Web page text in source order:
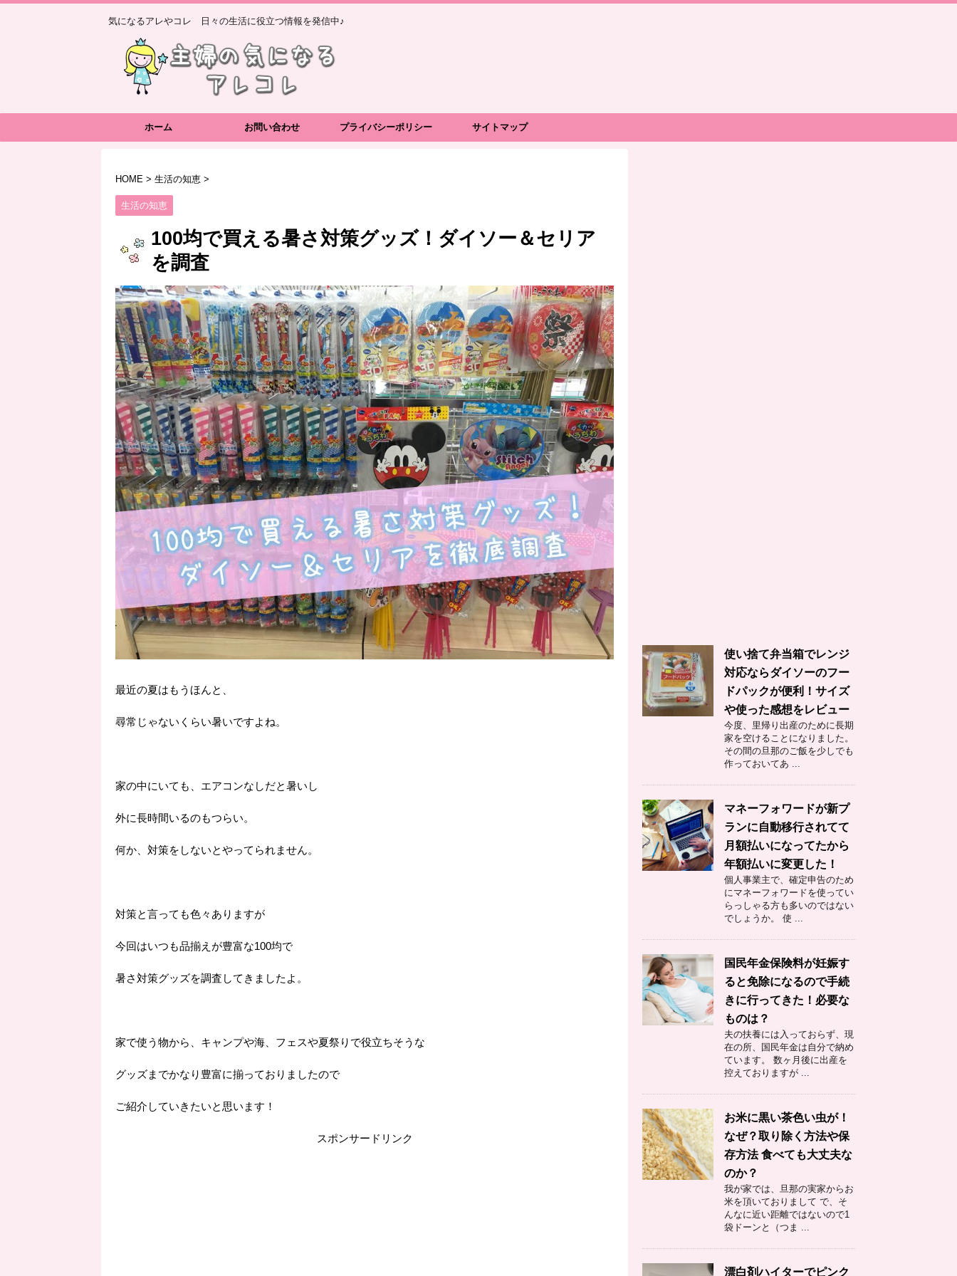
気になるアレやコレ 日々の生活に役立つ情報を発信中♪
ホーム お問い合わせ プライバシーポリシー サイトマップ
HOME > 生活の知恵 >
生活の知恵
100均で買える暑さ対策グッズ！ダイソー＆セリア
を調査
最近の夏はもうほんと、
尋常じゃないくらい暑いですよね。
家の中にいても、エアコンなしだと暑いし
外に長時間いるのもつらい。
何か、対策をしないとやってられません。
対策と言っても色々ありますが
今回はいつも品揃えが豊富な100均で
暑さ対策グッズを調査してきましたよ。
家で使う物から、キャンプや海、フェスや夏祭りで役立ちそうな
グッズまでかなり豊富に揃っておりましたので
ご紹介していきたいと思います！
スポンサードリンク
使い捨て弁当箱でレンジ
対応ならダイソーのフー
ドパックが便利！サイズ
や使った感想をレビュー
今度、里帰り出産のために長期
家を空けることになりました。
その間の旦那のご飯を少しでも
作っておいてあ ...
マネーフォワードが新プ
ランに自動移行されてて
月額払いになってたから
年額払いに変更した！
個人事業主で、確定申告のため
にマネーフォワードを使ってい
らっしゃる方も多いのではない
でしょうか。 使 ...
国民年金保険料が妊娠す
ると免除になるので手続
きに行ってきた！必要な
ものは？
夫の扶養には入っておらず、現
在の所、国民年金は自分で納め
ています。 数ヶ月後に出産を
控えておりますが ...
お米に黒い茶色い虫が！
なぜ？取り除く方法や保
存方法 食べても大丈夫な
のか？
我が家では、旦那の実家からお
米を頂いておりまして で、そ
んなに近い距離ではないので1
袋ドーンと（つま ...
漂白剤ハイターでピンク